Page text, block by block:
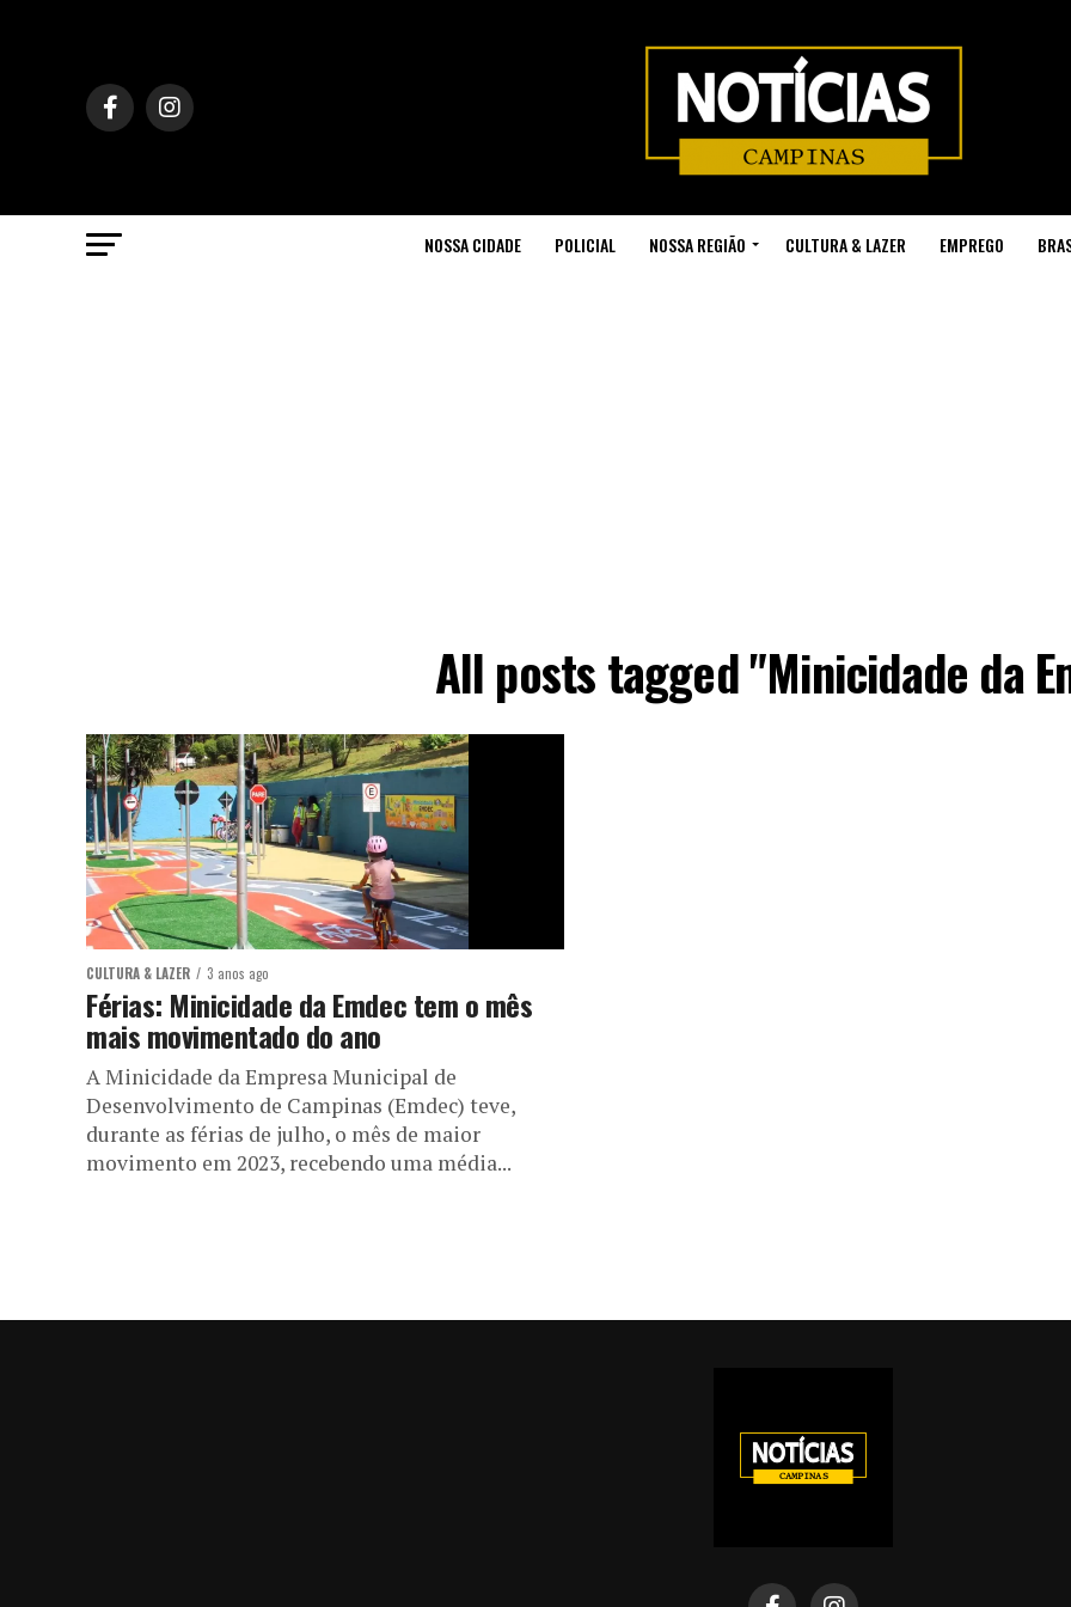
NOSSA CIDADE POLICIAL NOSSA REGIÃO CULTURA & LAZER EMPREGO
All posts tagged "Minicidade da
CULTURA & LAZER 3 anos ago
Férias: Minicidade da Emdec tem o mês
mais movimentado do ano
A Minicidade da Empresa Municipal de
Desenvolvimento de Campinas (Emdec) teve,
durante as férias de julho, o mês de maior
movimento em 2023, recebendo uma média...